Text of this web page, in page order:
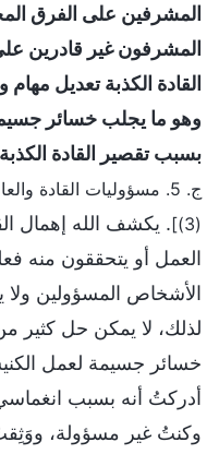
المشرفين على الفرق
المشرفون غير قادرين
القادة الكذبة تعديل مهام
وهو ما يجلب خسائر
بسبب تقصير القادة
ج. 5. مسؤوليات القادة
(3)]
. يكشف الله إهمال
العمل أو يتحققون منه
الأشخاص المسؤولين ولا
لذلك، لا يمكن حل كثير
خسائر جسيمة لعمل
أدركتُ أنه بسبب
وكنتُ غير مسؤولة،